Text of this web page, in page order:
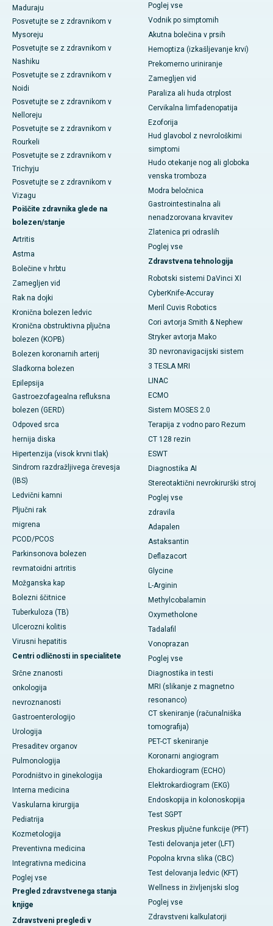
Maduraju
Posvetujte se z zdravnikom v
Mysoreju
Posvetujte se z zdravnikom v
Nashiku
Posvetujte se z zdravnikom v
Noidi
Posvetujte se z zdravnikom v
Nelloreju
Posvetujte se z zdravnikom v
Rourkeli
Posvetujte se z zdravnikom v
Trichyju
Posvetujte se z zdravnikom v
Vizagu
Poiščite zdravnika glede na
bolezen/stanje
Artritis
Astma
Bolečine v hrbtu
Zamegljen vid
Rak na dojki
Kronična bolezen ledvic
Kronična obstruktivna pljučna
bolezen (KOPB)
Bolezen koronarnih arterij
Sladkorna bolezen
Epilepsija
Gastroezofagealna refluksna
bolezen (GERD)
Odpoved srca
hernija diska
Hipertenzija (visok krvni tlak)
Sindrom razdražljivega črevesja
(IBS)
Ledvični kamni
Pljučni rak
migrena
PCOD/PCOS
Parkinsonova bolezen
revmatoidni artritis
Možganska kap
Bolezni ščitnice
Tuberkuloza (TB)
Ulcerozni kolitis
Virusni hepatitis
Centri odličnosti in specialitete
Srčne znanosti
onkologija
nevroznanosti
Gastroenterologijo
Urologija
Presaditev organov
Pulmonologija
Porodništvo in ginekologija
Interna medicina
Vaskularna kirurgija
Pediatrija
Kozmetologija
Preventivna medicina
Integrativna medicina
Poglej vse
Pregled zdravstvenega stanja
knjige
Zdravstveni pregledi v
Poglej vse
Vodnik po simptomih
Akutna bolečina v prsih
Hemoptiza (izkašljevanje krvi)
Prekomerno uriniranje
Zamegljen vid
Paraliza ali huda otrplost
Cervikalna limfadenopatija
Ezoforija
Hud glavobol z nevrološkimi
simptomi
Hudo otekanje nog ali globoka
venska tromboza
Modra beločnica
Gastrointestinalna ali
nenadzorovana krvavitev
Zlatenica pri odraslih
Poglej vse
Zdravstvena tehnologija
Robotski sistemi DaVinci XI
CyberKnife-Accuray
Meril Cuvis Robotics
Cori avtorja Smith & Nephew
Stryker avtorja Mako
3D nevronavigacijski sistem
3 TESLA MRI
LINAC
ECMO
Sistem MOSES 2.0
Terapija z vodno paro Rezum
CT 128 rezin
ESWT
Diagnostika AI
Stereotaktični nevrokirurški stroj
Poglej vse
zdravila
Adapalen
Astaksantin
Deflazacort
Glycine
L-Arginin
Methylcobalamin
Oxymetholone
Tadalafil
Vonoprazan
Poglej vse
Diagnostika in testi
MRI (slikanje z magnetno
resonanco)
CT skeniranje (računalniška
tomografija)
PET-CT skeniranje
Koronarni angiogram
Ehokardiogram (ECHO)
Elektrokardiogram (EKG)
Endoskopija in kolonoskopija
Test SGPT
Preskus pljučne funkcije (PFT)
Testi delovanja jeter (LFT)
Popolna krvna slika (CBC)
Test delovanja ledvic (KFT)
Wellness in življenjski slog
Poglej vse
Zdravstveni kalkulatorji